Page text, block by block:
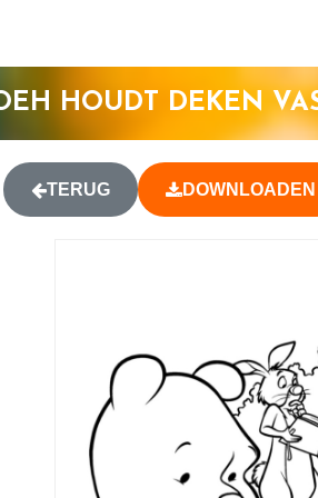
HOUDT DEKEN
TERUG DOWNLOADEN